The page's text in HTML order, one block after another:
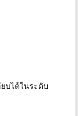
บได้ในระดับ